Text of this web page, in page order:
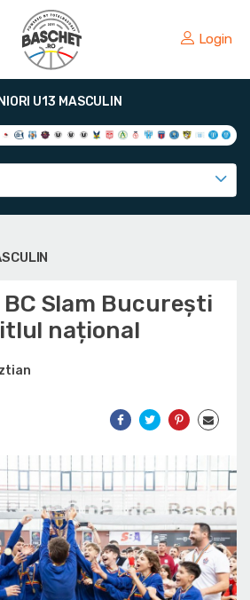
Login
U13 MASCULIN
BC Slam București
național